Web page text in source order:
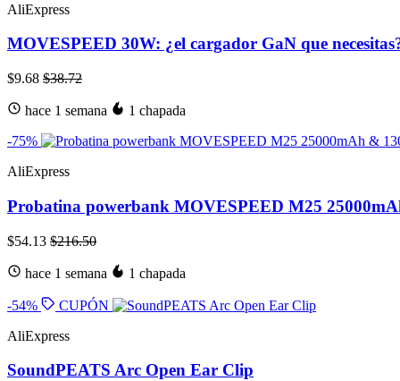
AliExpress
MOVESPEED 30W: ¿el cargador GaN que
$9.68 $38.72
hace 1 semana
1 chapada
-75%
AliExpress
Probatina powerbank MOVESPEED M25
$54.13 $216.50
hace 1 semana 1 chapada
-54%
CUPÓN
AliExpress
SoundPEATS Arc Open Ear Clip